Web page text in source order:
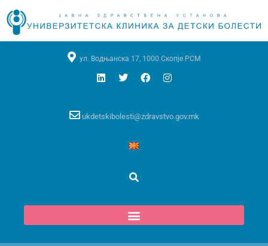
ул. Водњанска 17, 1000 Скопје РСМ
ukdetskibolesti@zdravstvo.gov.mk